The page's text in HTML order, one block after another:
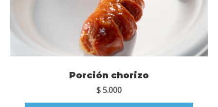
Porción chorizo
$5.000